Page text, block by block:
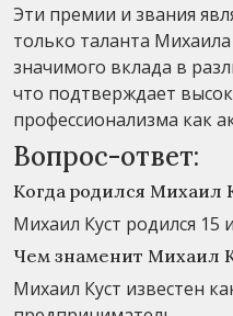
Эти премии и звания
только таланта Михаила
значимого вклада в
что подтверждает
профессионализма как
Вопрос-ответ:
Когда родился Михаил
Михаил Куст родился 15
Чем знаменит Михаил
Михаил Куст известен